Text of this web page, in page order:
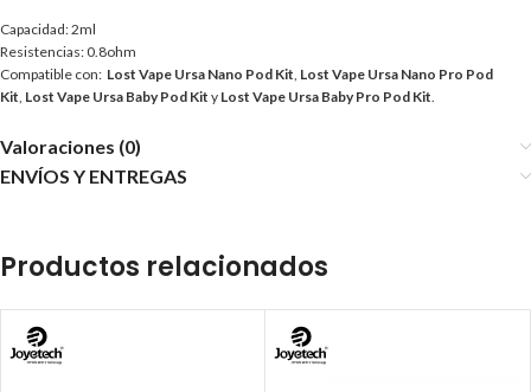
Capacidad: 2ml
Resistencias: 0.8ohm
Compatible con: Lost Vape Ursa Nano Pod Kit, Lost Vape Ursa Nano Pro Pod
Kit, Lost Vape Ursa Baby Pod Kit y Lost Vape Ursa Baby Pro Pod Kit.
Valoraciones (0)
ENVÍOS Y ENTREGAS
Productos relacionados